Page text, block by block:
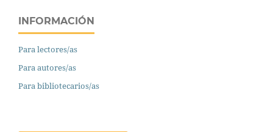
INFORMACIÓN
Para lectores/as
Para autores/as
Para bibliotecarios/as